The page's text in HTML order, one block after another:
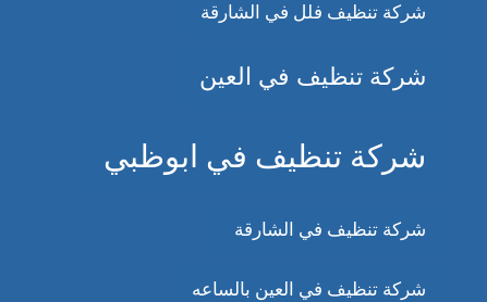
شركة تنظيف فلل في الشارقة
شركة تنظيف في العين
شركة تنظيف في ابوظبي
شركة تنظيف في الشارقة
شركة تنظيف في العين بالساعه